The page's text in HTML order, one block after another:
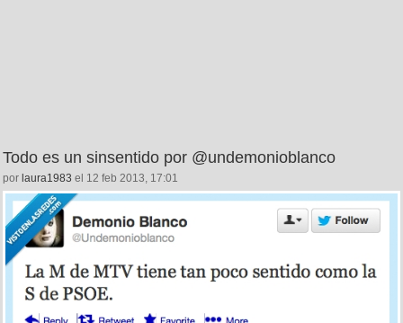
Todo es un sinsentido por @undemonioblanco
por laura1983 el 12 feb 2013, 17:01